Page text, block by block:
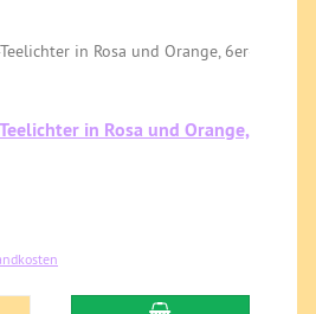
in Rosa und Orange,